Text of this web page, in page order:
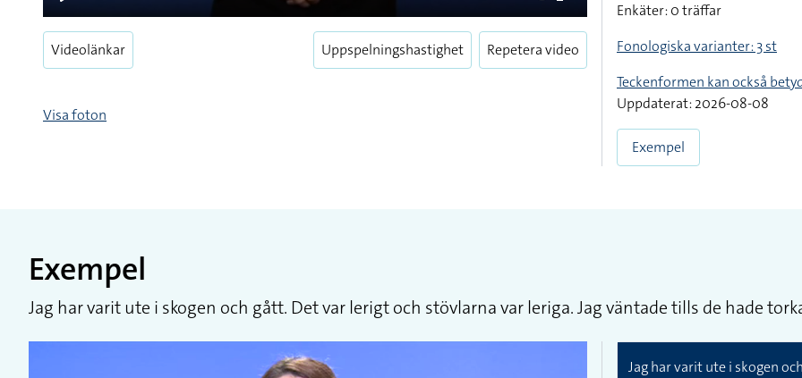
Play
Enter
fullscreen
Videolänkar Uppspelningshastighet Repetera video
Visa foton
Enkäter: 0 träffar
Fonologiska varianter: 3 st
Teckenformen kan också
Uppdaterat: 2026-08-08
Exempel
Exempel
Jag har varit ute i skogen och gått. Det var lerigt och stövlarna var leriga. Jag väntade tills de hade
Jag har varit ute i skogen